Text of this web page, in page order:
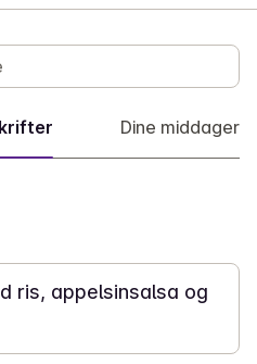
Dine middager
ris, appelsinsalsa og